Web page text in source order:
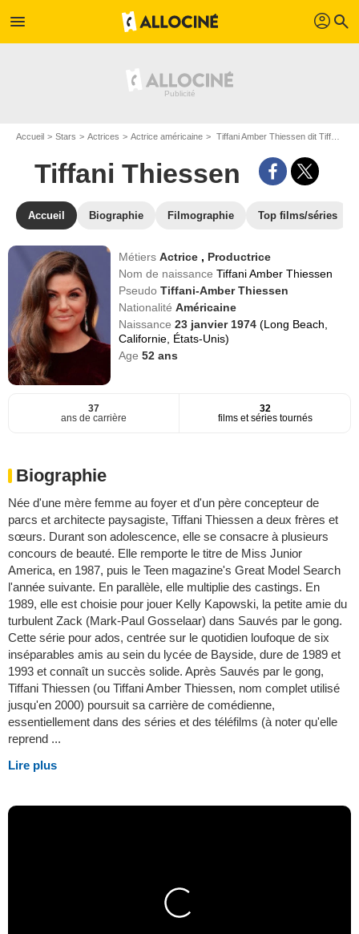
menu profil search
Accueil Stars Actrices Actrice américaine Tiffani Amber Thiessen dit Tiffani Thiessen
Tiffani Thiessen
Accueil Biographie Filmographie Top films/séries
MétiersActrice , Productrice
Nom de naissanceTiffani Amber Thiessen
PseudoTiffani-Amber Thiessen
NationalitéAméricaine
Naissance23 janvier 1974(Long Beach,
Californie, États-Unis)
Age52 ans
37
ans de carrière
32
films et séries tournés
Biographie
Née d'une mère femme au foyer et d'un père concepteur de
parcs et architecte paysagiste, Tiffani Thiessen a deux frères et
sœurs. Durant son adolescence, elle se consacre à plusieurs
concours de beauté. Elle remporte le titre de Miss Junior
America, en 1987, puis le Teen magazine's Great Model Search
l'année suivante. En parallèle, elle multiplie des castings. En
1989, elle est choisie pour jouer Kelly Kapowski, la petite amie du
turbulent Zack (Mark-Paul Gosselaar) dans Sauvés par le gong.
Cette série pour ados, centrée sur le quotidien loufoque de six
inséparables amis au sein du lycée de Bayside, dure de 1989 et
1993 et connaît un succès solide. Après Sauvés par le gong,
Tiffani Thiessen (ou Tiffani Amber Thiessen, nom complet utilisé
jusqu'en 2000) poursuit sa carrière de comédienne,
essentiellement dans des séries et des téléfilms (à noter qu'elle
reprend ...
Lire plus